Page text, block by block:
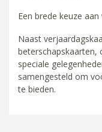
Een brede keuze
Naast
beterschapskaarten,
speciale
samengesteld om
te bieden.